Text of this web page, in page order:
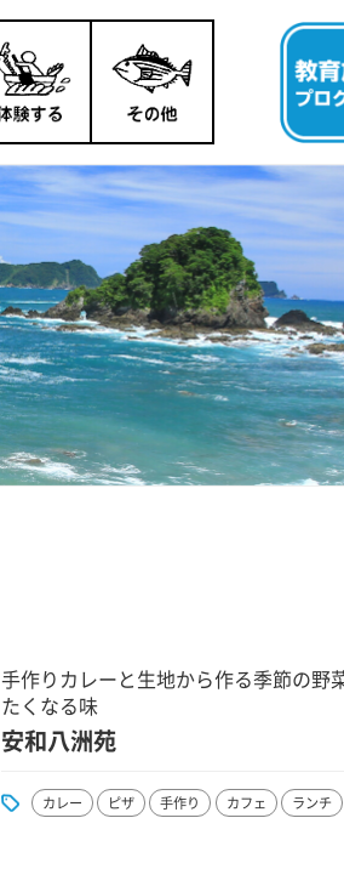
手作りカレーと生地から作る季節の野
たくなる味
安和八洲苑
カレー ピザ 手作り カフェ ランチ